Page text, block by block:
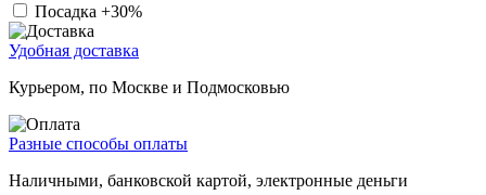
Посадка +30%
Удобная доставка
Курьером, по Москве и Подмосковью
Разные способы оплаты
Наличными, банковской картой, электронные деньги